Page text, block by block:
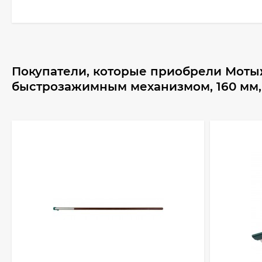
Покупатели, которые приобрели
быстрозажимным механизмом, 160 мм,